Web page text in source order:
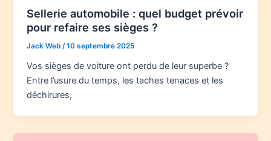
Sellerie automobile : quel budget prévoir
pour refaire ses sièges ?
Jack Web/10 septembre 2025
Vos sièges de voiture ont perdu de leur superbe ?
Entre l’usure du temps, les taches tenaces et les
déchirures,